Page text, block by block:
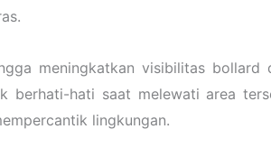
meningkatkan visibilitas bollard
hati saat melewati area
lingkungan.